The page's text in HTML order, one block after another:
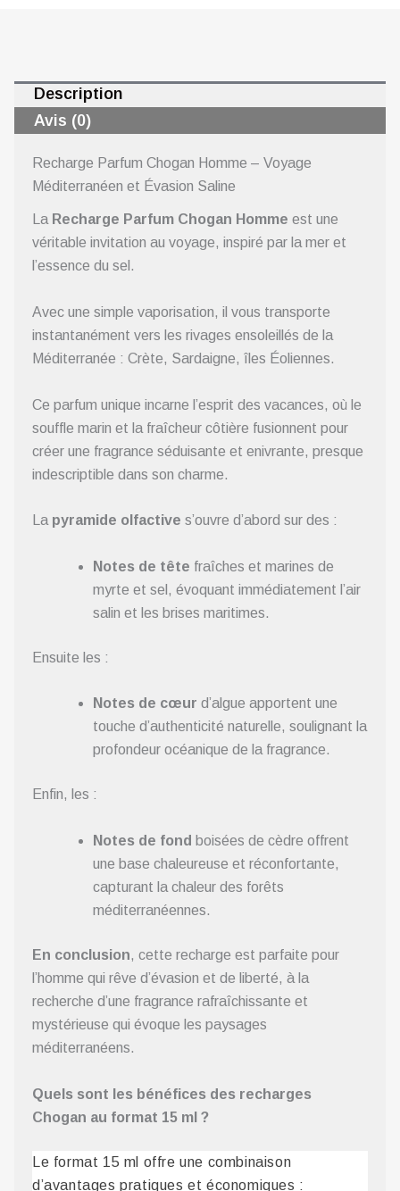
Description
Avis (0)
Recharge Parfum Chogan Homme – Voyage
Méditerranéen et Évasion Saline
La Recharge Parfum Chogan Homme est une
véritable invitation au voyage, inspiré par la mer et
l’essence du sel.
Avec une simple vaporisation, il vous transporte
instantanément vers les rivages ensoleillés de la
Méditerranée : Crète, Sardaigne, îles Éoliennes.
Ce parfum unique incarne l’esprit des vacances, où le
souffle marin et la fraîcheur côtière fusionnent pour
créer une fragrance séduisante et enivrante, presque
indescriptible dans son charme.
La pyramide olfactive s’ouvre d’abord sur des :
Notes de tête fraîches et marines de
myrte et sel, évoquant immédiatement l’air
salin et les brises maritimes.
Ensuite les :
Notes de cœur d’algue apportent une
touche d’authenticité naturelle, soulignant la
profondeur océanique de la fragrance.
Enfin, les :
Notes de fond boisées de cèdre offrent
une base chaleureuse et réconfortante,
capturant la chaleur des forêts
méditerranéennes.
En conclusion, cette recharge est parfaite pour
l’homme qui rêve d’évasion et de liberté, à la
recherche d’une fragrance rafraîchissante et
mystérieuse qui évoque les paysages
méditerranéens.
Quels sont les bénéfices des recharges
Chogan au format 15 ml ?
Le format 15 ml offre une combinaison
d’avantages pratiques et économiques :